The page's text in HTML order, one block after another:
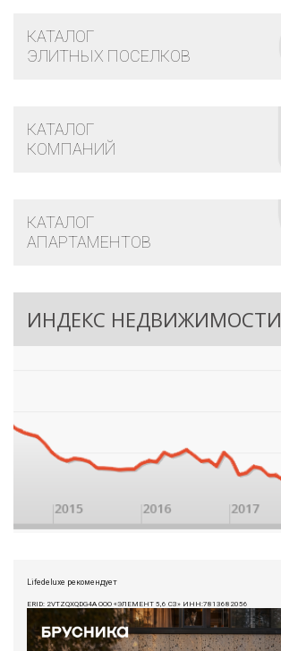
КАТАЛОГ
ЭЛИТНЫХ ПОСЕЛКОВ
КАТАЛОГ
КОМПАНИЙ
КАТАЛОГ
АПАРТАМЕНТОВ
ИНДЕКС НЕДВИЖИМОСТИ
Lifedeluxe рекомендует
ERID: 2VTZQXQDG4A ООО «ЭЛЕМЕНТ 5,6 СЗ» ИНН:7813682056